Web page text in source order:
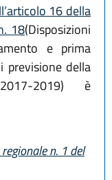
16 della
18(Disposizioni
e prima
previsione della
2019) è
n. 1 del